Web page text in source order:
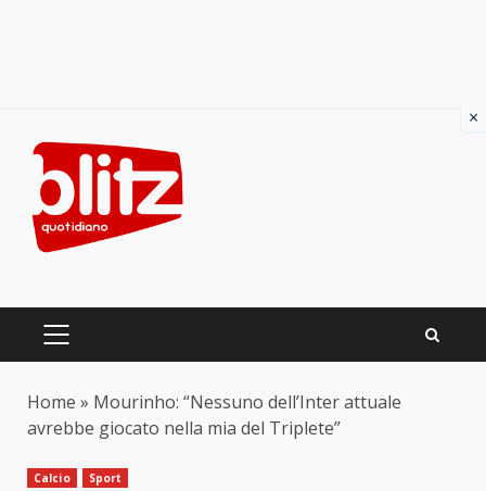
content
PRIMARY
Home » Mourinho: “Nessuno dell’Inter attuale
avrebbe giocato nella mia del Triplete”
Calcio Sport
×